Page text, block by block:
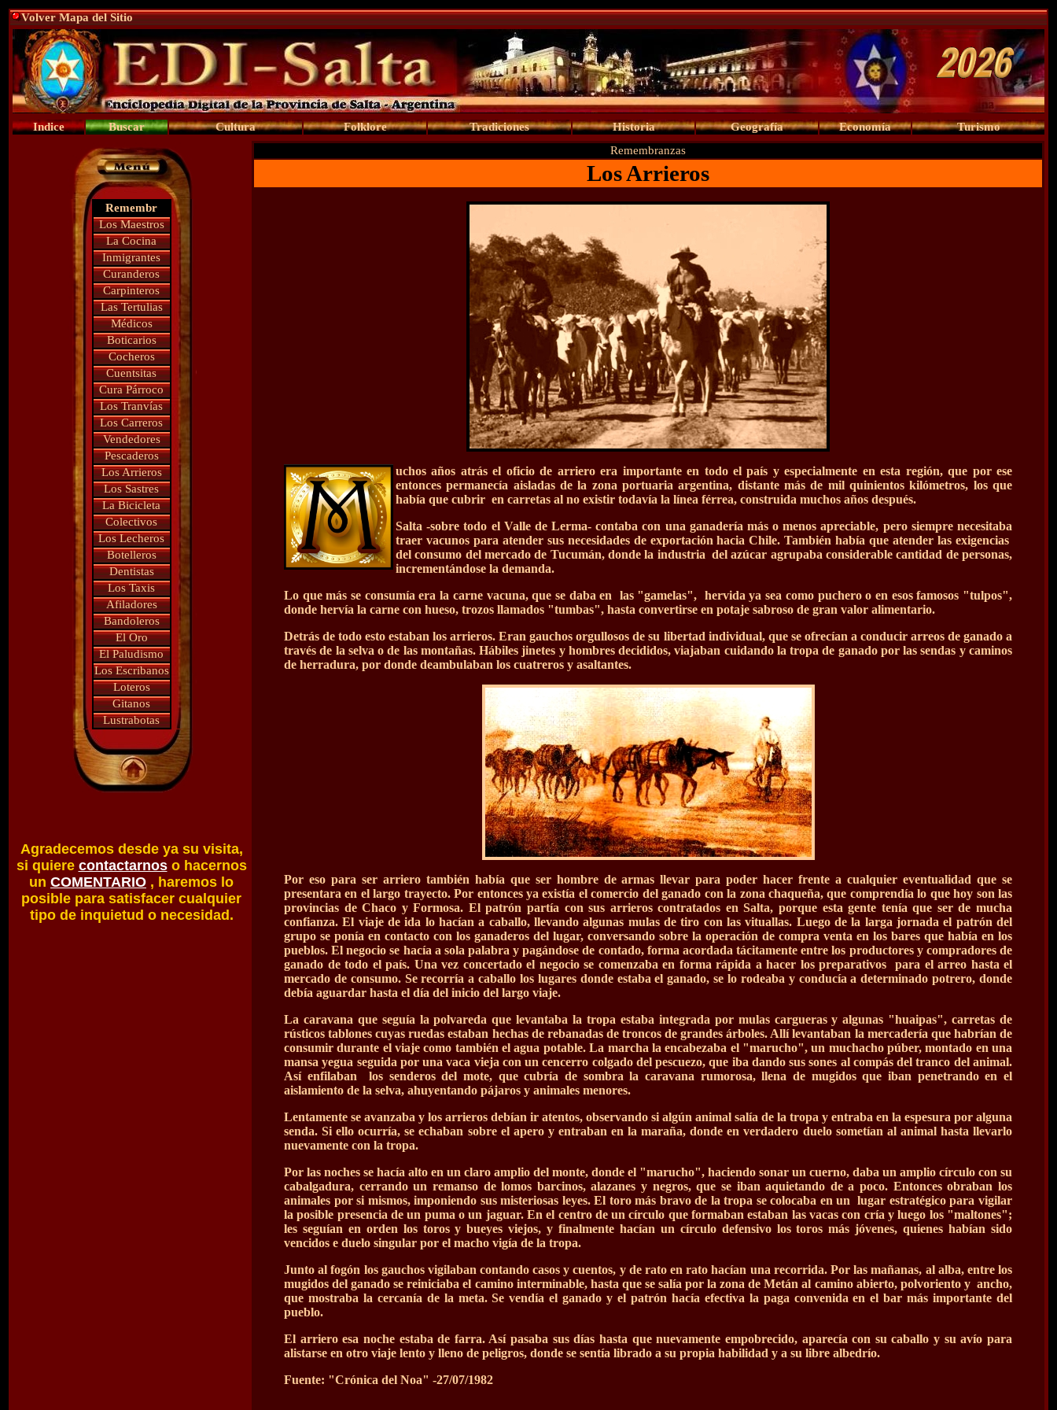
Volver Mapa del Sitio
Indice Buscar Cultura Folklore Tradiciones Historia Geografía Economía Turismo
Remembr
Los Maestros
La Cocina
Inmigrantes
Curanderos
Carpinteros
Las Tertulias
Médicos
Boticarios
Cocheros
Cuentsitas
Cura Párroco
Los Tranvías
Los Carreros
Vendedores
Pescaderos
Los Arrieros
Los Sastres
La Bicicleta
Colectivos
Los Lecheros
Botelleros
Dentistas
Los Taxis
Afiladores
Bandoleros
El Oro
El Paludismo
Los Escribanos
Loteros
Gitanos
Lustrabotas
Agradecemos desde ya su visita,
si quiere contactarnoso hacernos
un COMENTARIO , haremos lo
posible para satisfacer cualquier
tipo de inquietud o necesidad.
Remembranzas
Los Arrieros
uchos años atrás el oficio de arriero era importante en todo el país y especialmente en esta región, que por ese
entonces permanecía aisladas de la zona portuaria argentina, distante más de mil quinientos kilómetros, los que
había que cubrir en carretas al no existir todavía la línea férrea, construida muchos años después.
Salta -sobre todo el Valle de Lerma- contaba con una ganadería más o menos apreciable, pero siempre necesitaba
traer vacunos para atender sus necesidades de exportación hacia Chile. También había que atender las exigencias
del consumo del mercado de Tucumán, donde la industria del azúcar agrupaba considerable cantidad de personas,
incrementándose la demanda.
Lo que más se consumía era la carne vacuna, que se daba en las "gamelas", hervida ya sea como puchero o en esos famosos "tulpos",
donde hervía la carne con hueso, trozos llamados "tumbas", hasta convertirse en potaje sabroso de gran valor alimentario.
Detrás de todo esto estaban los arrieros. Eran gauchos orgullosos de su libertad individual, que se ofrecían a conducir arreos de ganado a
través de la selva o de las montañas. Hábiles jinetes y hombres decididos, viajaban cuidando la tropa de ganado por las sendas y caminos
de herradura, por donde deambulaban los cuatreros y asaltantes.
Por eso para ser arriero también había que ser hombre de armas llevar para poder hacer frente a cualquier eventualidad que se
presentara en el largo trayecto. Por entonces ya existía el comercio del ganado con la zona chaqueña, que comprendía lo que hoy son las
provincias de Chaco y Formosa. El patrón partía con sus arrieros contratados en Salta, porque esta gente tenía que ser de mucha
confianza. El viaje de ida lo hacían a caballo, llevando algunas mulas de tiro con las vituallas. Luego de la larga jornada el patrón del
grupo se ponía en contacto con los ganaderos del lugar, conversando sobre la operación de compra venta en los bares que había en los
pueblos. El negocio se hacía a sola palabra y pagándose de contado, forma acordada tácitamente entre los productores y compradores de
ganado de todo el país. Una vez concertado el negocio se comenzaba en forma rápida a hacer los preparativos para el arreo hasta el
mercado de consumo. Se recorría a caballo los lugares donde estaba el ganado, se lo rodeaba y conducía a determinado potrero, donde
debía aguardar hasta el día del inicio del largo viaje.
La caravana que seguía la polvareda que levantaba la tropa estaba integrada por mulas cargueras y algunas "huaipas", carretas de
rústicos tablones cuyas ruedas estaban hechas de rebanadas de troncos de grandes árboles. Allí levantaban la mercadería que habrían de
consumir durante el viaje como también el agua potable. La marcha la encabezaba el "marucho", un muchacho púber, montado en una
mansa yegua seguida por una vaca vieja con un cencerro colgado del pescuezo, que iba dando sus sones al compás del tranco del animal.
Así enfilaban los senderos del mote, que cubría de sombra la caravana rumorosa, llena de mugidos que iban penetrando en el
aislamiento de la selva, ahuyentando pájaros y animales menores.
Lentamente se avanzaba y los arrieros debían ir atentos, observando si algún animal salía de la tropa y entraba en la espesura por alguna
senda. Si ello ocurría, se echaban sobre el apero y entraban en la maraña, donde en verdadero duelo sometían al animal hasta llevarlo
nuevamente con la tropa.
Por las noches se hacía alto en un claro amplio del monte, donde el "marucho", haciendo sonar un cuerno, daba un amplio círculo con su
cabalgadura, cerrando un remanso de lomos barcinos, alazanes y negros, que se iban aquietando de a poco. Entonces obraban los
animales por si mismos, imponiendo sus misteriosas leyes. El toro más bravo de la tropa se colocaba en un lugar estratégico para vigilar
la posible presencia de un puma o un jaguar. En el centro de un círculo que formaban estaban las vacas con cría y luego los "maltones";
les seguían en orden los toros y bueyes viejos, y finalmente hacían un círculo defensivo los toros más jóvenes, quienes habían sido
vencidos e duelo singular por el macho vigía de la tropa.
Junto al fogón los gauchos vigilaban contando casos y cuentos, y de rato en rato hacían una recorrida. Por las mañanas, al alba, entre los
mugidos del ganado se reiniciaba el camino interminable, hasta que se salía por la zona de Metán al camino abierto, polvoriento y ancho,
que mostraba la cercanía de la meta. Se vendía el ganado y el patrón hacía efectiva la paga convenida en el bar más importante del
pueblo.
El arriero esa noche estaba de farra. Así pasaba sus días hasta que nuevamente empobrecido, aparecía con su caballo y su avío para
alistarse en otro viaje lento y lleno de peligros, donde se sentía librado a su propia habilidad y a su libre albedrío.
Fuente: "Crónica del Noa" -27/07/1982